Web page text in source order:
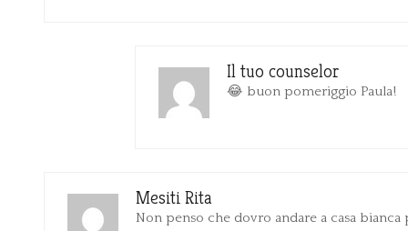
Il tuo counselor
😂 buon pomeriggio Paula!
Mesiti Rita
Non penso che dovro andare a casa